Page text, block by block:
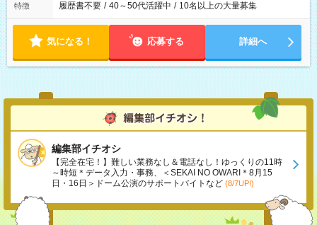
特徴 履歴書不要 / 40～50代活躍中 / 10名以上の大量募集
気になる！ 応募する 詳細へ
編集部イチオシ
【完全在宅！】難しい業務なし＆電話なし！ゆっくりの11時
～時短＊データ入力・事務、＜SEKAI NO OWARI＊8月15
日・16日＞ドーム公演のサポートバイトなど (8/7UP!)